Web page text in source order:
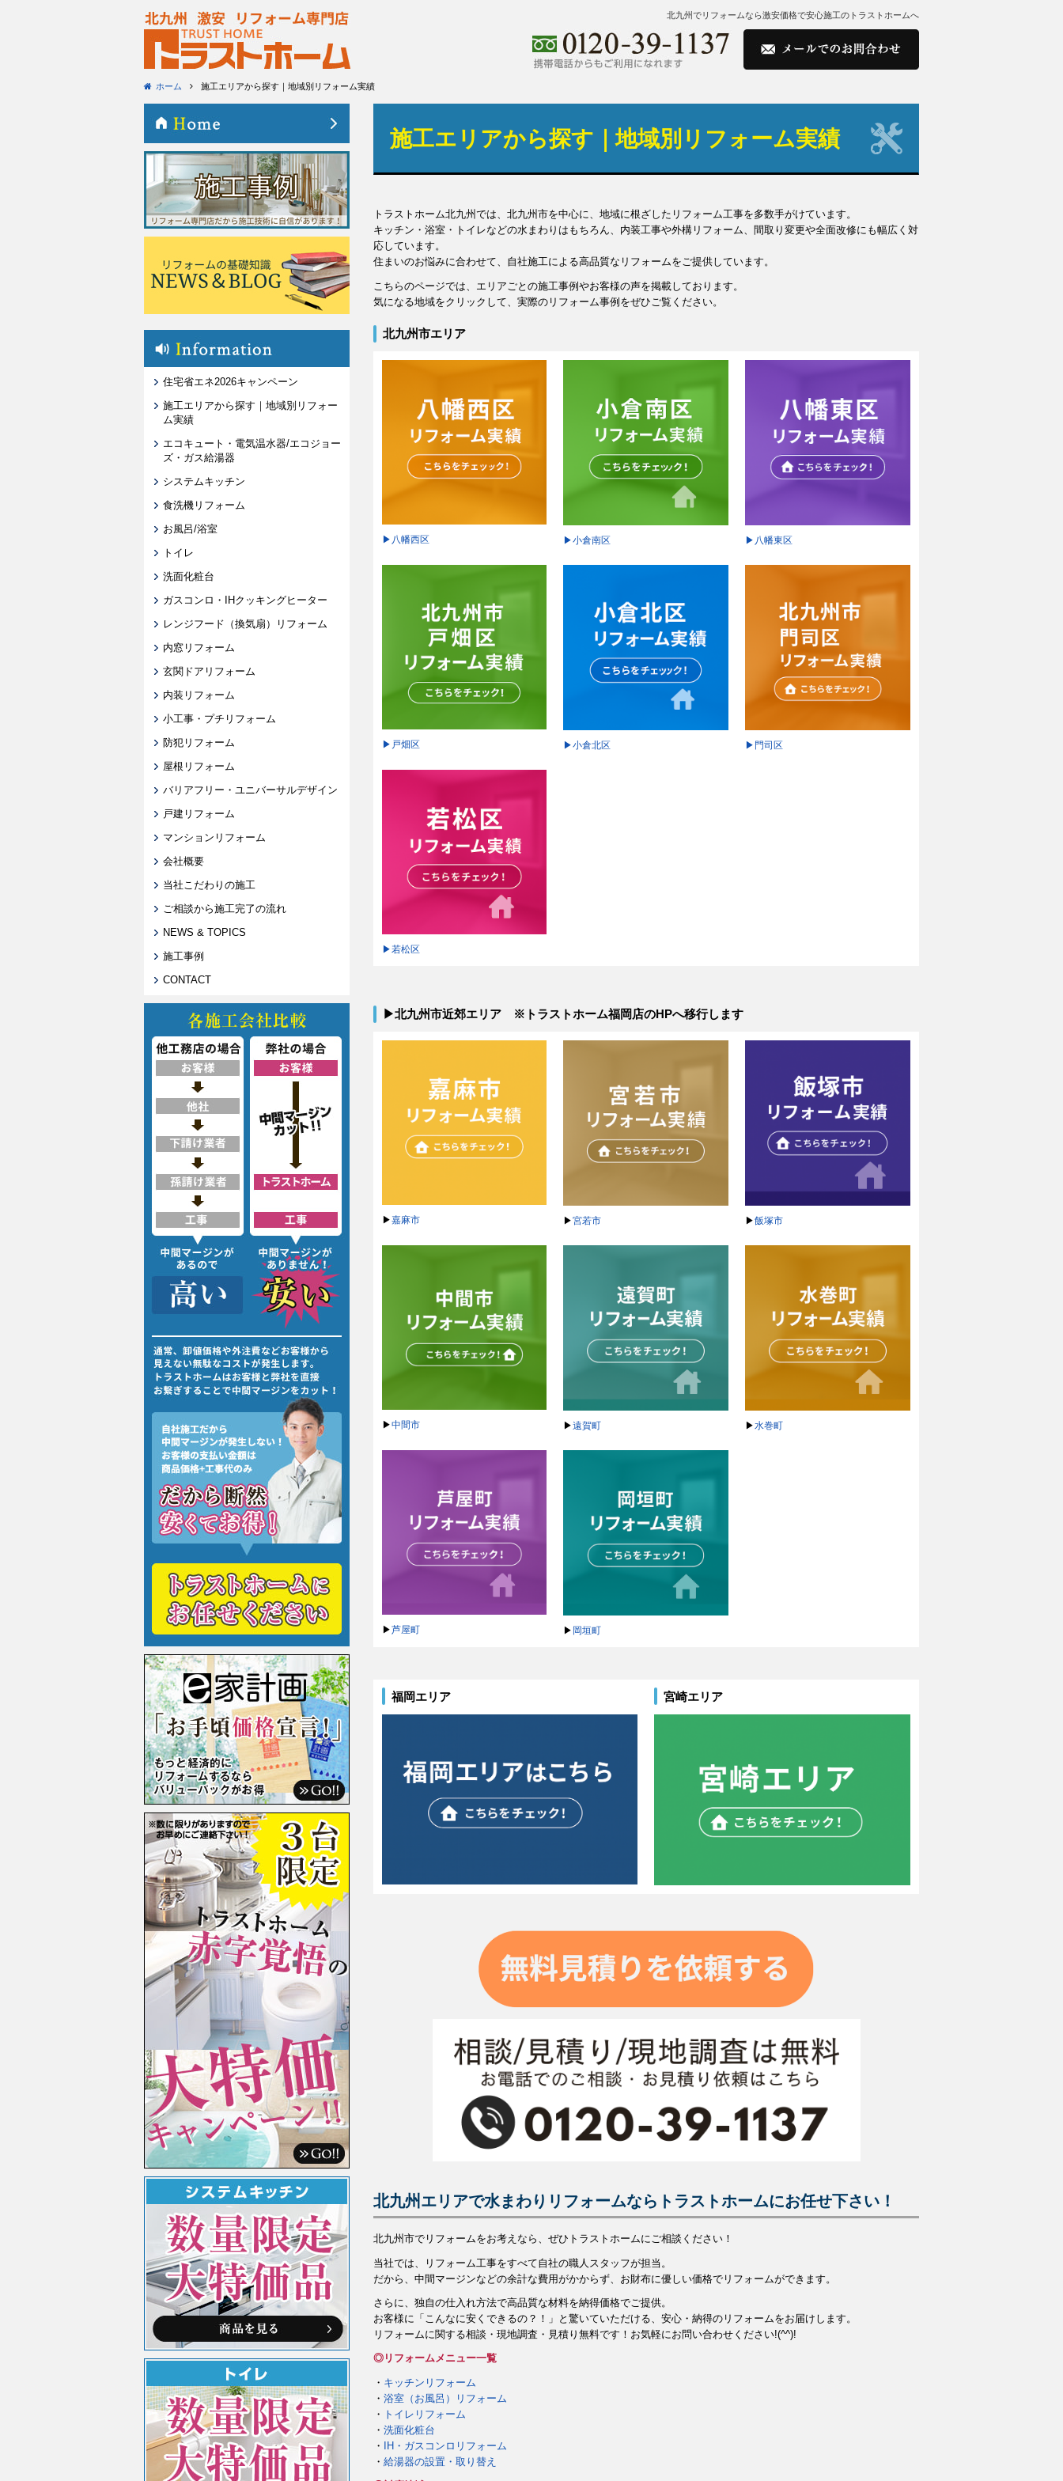
北九州でリフォームなら激安価格で安心施工のトラストホームへ
ホーム 施工エリアから探す｜地域別リフォーム実績
施工エリアから探す｜地域別リフォーム実績
トラストホーム北九州では、北九州市を中心に、地域に根ざしたリフォーム工事を多数手がけています。
キッチン・浴室・トイレなどの水まわりはもちろん、内装工事や外構リフォーム、間取り変更や全面改修にも幅広く対
応しています。
住まいのお悩みに合わせて、自社施工による高品質なリフォームをご提供しています。
こちらのページでは、エリアごとの施工事例やお客様の声を掲載しております。
気になる地域をクリックして、実際のリフォーム事例をぜひご覧ください。
北九州市エリア
▶八幡西区 ▶小倉南区 ▶八幡東区
▶戸畑区 ▶小倉北区 ▶門司区
▶若松区
▶北九州市近郊エリア ※トラストホーム福岡店のHPへ移行します
▶嘉麻市 ▶宮若市 ▶飯塚市
▶中間市 ▶遠賀町 ▶水巻町
▶芦屋町 ▶ 岡垣町
福岡エリア 宮崎エリア
北九州エリアで水まわりリフォームならトラストホームにお任せ下さい！
北九州市でリフォームをお考えなら、ぜひトラストホームにご相談ください！
当社では、リフォーム工事をすべて自社の職人スタッフが担当。
だから、中間マージンなどの余計な費用がかからず、お財布に優しい価格でリフォームができます。
さらに、独自の仕入れ方法で高品質な材料を納得価格でご提供。
お客様に「こんなに安くできるの？！」と驚いていただける、安心・納得のリフォームをお届けします。
リフォームに関する相談・現地調査・見積り無料です！お気軽にお問い合わせください!(^^)!
◎リフォームメニュー一覧
・ キッチンリフォーム
・ 浴室（お風呂）リフォーム
・ トイレリフォーム
・ 洗面化粧台
・
IH・ガスコンロリフォーム
・ 給湯器の設置・取り替え
住宅省エネ2026キャンペーン
施工エリアから探す｜地域別リフォー
ム実績
エコキュート・電気温水器/エコジョー
ズ・ガス給湯器
システムキッチン
食洗機リフォーム
お風呂/浴室
トイレ
洗面化粧台
ガスコンロ・IHクッキングヒーター
レンジフード（換気扇）リフォーム
内窓リフォーム
玄関ドアリフォーム
内装リフォーム
小工事・プチリフォーム
防犯リフォーム
屋根リフォーム
バリアフリー・ユニバーサルデザイン
戸建リフォーム
マンションリフォーム
会社概要
当社こだわりの施工
ご相談から施工完了の流れ
NEWS & TOPICS
施工事例
CONTACT